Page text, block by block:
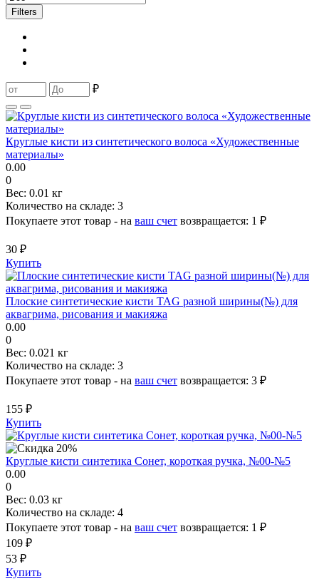
Filters
₽
Круглые кисти из синтетического волоса «Художественные
материалы»
0.00
0
Вес: 0.01 кг
Количество на складе: 3
Покупаете этот товар - на ваш счет возвращается: 1 ₽
30 ₽
Купить
Плоские синтетические кисти TAG разной ширины(№) для
аквагрима, рисования и макияжа
0.00
0
Вес: 0.021 кг
Количество на складе: 3
Покупаете этот товар - на ваш счет возвращается: 3 ₽
155 ₽
Купить
Круглые кисти синтетика Сонет, короткая ручка, №00-№5
0.00
0
Вес: 0.03 кг
Количество на складе: 4
Покупаете этот товар - на ваш счет возвращается: 1 ₽
109 ₽
53 ₽
Купить